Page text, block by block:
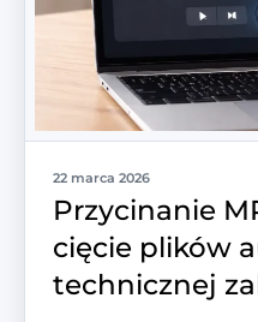
22 marca 2026
Przycinanie
cięcie plików
technicznej